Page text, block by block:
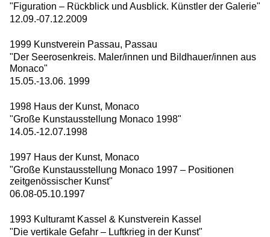
"Figuration – Rückblick und Ausblick. Künstler der Galerie"
12.09.-07.12.2009
1999 Kunstverein Passau, Passau
"Der Seerosenkreis. Maler/innen und Bildhauer/innen aus
Monaco"
15.05.-13.06. 1999
1998 Haus der Kunst, Monaco
"Große Kunstausstellung Monaco 1998"
14.05.-12.07.1998
1997 Haus der Kunst, Monaco
"Große Kunstausstellung Monaco 1997 – Positionen
zeitgenössischer Kunst"
06.08-05.10.1997
1993 Kulturamt Kassel & Kunstverein Kassel
"Die vertikale Gefahr – Luftkrieg in der Kunst"